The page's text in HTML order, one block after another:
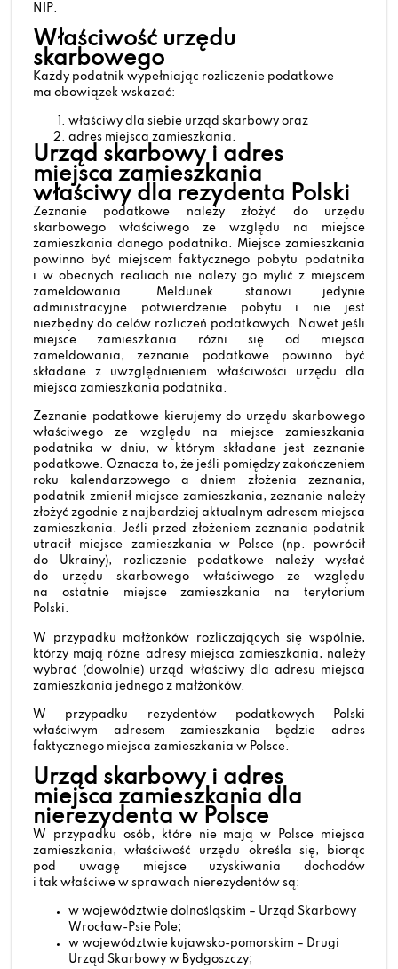
NIP.
Właściwość urzędu
skarbowego
Każdy podatnik wypełniając rozliczenie podatkowe
ma obowiązek wskazać:
właściwy dla siebie urząd skarbowy oraz
adres miejsca zamieszkania.
Urząd skarbowy i adres
miejsca zamieszkania
właściwy dla rezydenta Polski
Zeznanie podatkowe należy złożyć do urzędu
skarbowego właściwego ze względu na miejsce
zamieszkania danego podatnika. Miejsce zamieszkania
powinno być miejscem faktycznego pobytu podatnika
i w obecnych realiach nie należy go mylić z miejscem
zameldowania. Meldunek stanowi jedynie
administracyjne potwierdzenie pobytu i nie jest
niezbędny do celów rozliczeń podatkowych. Nawet jeśli
miejsce zamieszkania różni się od miejsca
zameldowania, zeznanie podatkowe powinno być
składane z uwzględnieniem właściwości urzędu dla
miejsca zamieszkania podatnika.
Zeznanie podatkowe kierujemy do urzędu skarbowego
właściwego ze względu na miejsce zamieszkania
podatnika w dniu, w którym składane jest zeznanie
podatkowe. Oznacza to, że jeśli pomiędzy zakończeniem
roku kalendarzowego a dniem złożenia zeznania,
podatnik zmienił miejsce zamieszkania, zeznanie należy
złożyć zgodnie z najbardziej aktualnym adresem miejsca
zamieszkania. Jeśli przed złożeniem zeznania podatnik
utracił miejsce zamieszkania w Polsce (np. powrócił
do Ukrainy), rozliczenie podatkowe należy wysłać
do urzędu skarbowego właściwego ze względu
na ostatnie miejsce zamieszkania na terytorium
Polski.
W przypadku małżonków rozliczających się wspólnie,
którzy mają różne adresy miejsca zamieszkania, należy
wybrać (dowolnie) urząd właściwy dla adresu miejsca
zamieszkania jednego z małżonków.
W przypadku rezydentów podatkowych Polski
właściwym adresem zamieszkania będzie adres
faktycznego miejsca zamieszkania w Polsce.
Urząd skarbowy i adres
miejsca zamieszkania dla
nierezydenta w Polsce
W przypadku osób, które nie mają w Polsce miejsca
zamieszkania, właściwość urzędu określa się, biorąc
pod uwagę miejsce uzyskiwania dochodów
i tak właściwe w sprawach nierezydentów są:
w województwie dolnośląskim – Urząd Skarbowy
Wrocław-Psie Pole;
w województwie kujawsko-pomorskim – Drugi
Urząd Skarbowy w Bydgoszczy;